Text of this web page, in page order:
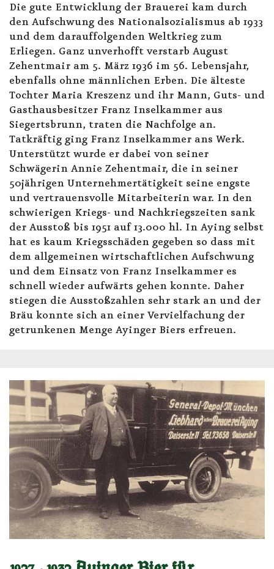
Die gute Entwicklung der Brauerei kam durch
den Aufschwung des Nationalsozialismus ab 1933
und dem darauffolgenden Weltkrieg zum
Erliegen. Ganz unverhofft verstarb August
Zehentmair am 5. März 1936 im 56. Lebensjahr,
ebenfalls ohne männlichen Erben. Die älteste
Tochter Maria Kreszenz und ihr Mann, Guts- und
Gasthausbesitzer Franz Inselkammer aus
Siegertsbrunn, traten die Nachfolge an.
Tatkräftig ging Franz Inselkammer ans Werk.
Unterstützt wurde er dabei von seiner
Schwägerin Annie Zehentmair, die in seiner
50jährigen Unternehmertätigkeit seine engste
und vertrauensvolle Mitarbeiterin war. In den
schwierigen Kriegs- und Nachkriegszeiten sank
der Ausstoß bis 1951 auf 13.000 hl. In Aying selbst
hat es kaum Kriegsschäden gegeben so dass mit
dem allgemeinen wirtschaftlichen Aufschwung
und dem Einsatz von Franz Inselkammer es
schnell wieder aufwärts gehen konnte. Daher
stiegen die Ausstoßzahlen sehr stark an und der
Bräu konnte sich an einer Vervielfachung der
getrunkenen Menge Ayinger Biers erfreuen.